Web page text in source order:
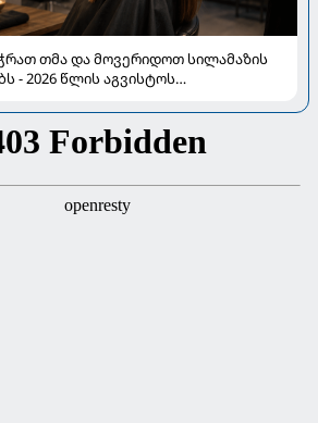
თმა და მოვერიდოთ სილამაზის
- 2026 წლის აგვისტოს